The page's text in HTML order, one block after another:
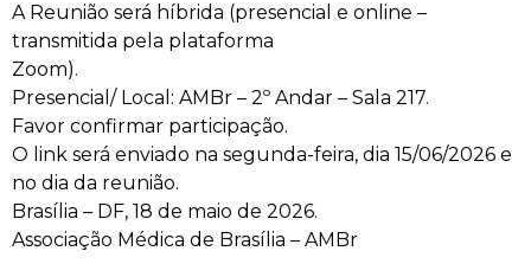
A Reunião será híbrida (presencial e online –
transmitida pela plataforma
Zoom).
Presencial/ Local: AMBr – 2º Andar – Sala 217.
Favor confirmar participação.
O link será enviado na segunda-feira, dia 15/06/2026 e
no dia da reunião.
Brasília – DF, 18 de maio de 2026.
Associação Médica de Brasília – AMBr